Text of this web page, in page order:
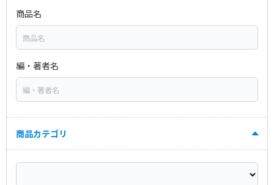
商品名
編・著者名
商品カテゴリ